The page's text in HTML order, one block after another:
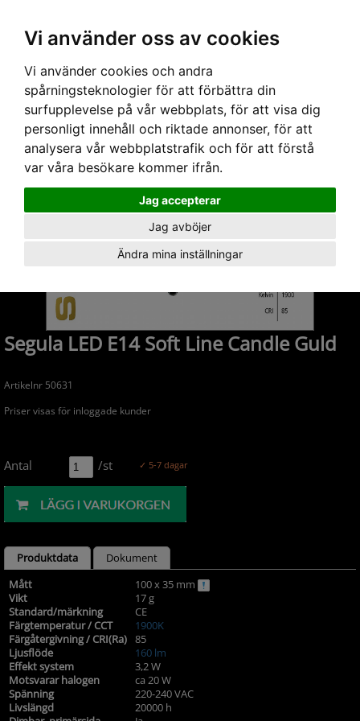
Vi använder oss av cookies
Vi använder cookies och andra
spårningsteknologier för att förbättra din
surfupplevelse på vår webbplats, för att visa dig
personligt innehåll och riktade annonser, för att
analysera vår webbplatstrafik och för att förstå
var våra besökare kommer ifrån.
Jag accepterar
Jag avböjer
Ändra mina inställningar
› Ljuskällor › Dekorativa› Segula LED E14 Soft Line Candle Guld
Segula LED E14 Soft Line Candle Guld
Artikelnr 50631
Priser visas för inloggade kunder
Antal /st ✓ 5-7 dagar
Produktdata
Dokument
Mått
100 x 35 mm
Vikt
17 g
Standard/märkning
CE
Färgtemperatur / CCT
1900K
Färgåtergivning / CRI(Ra) 85
Ljusflöde
160 lm
Effekt system
3,2 W
Motsvarar halogen
ca 20 W
Spänning
220-240 VAC
Livslängd
20000 h